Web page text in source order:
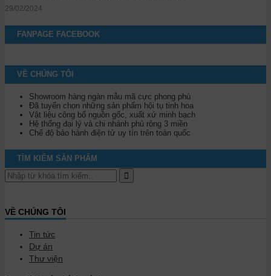
29/02/2024
FANPAGE FACEBOOK
VỀ CHÚNG TÔI
Showroom hàng ngàn mẫu mã cực phong phú
Đã tuyển chọn những sản phẩm hội tụ tinh hoa
Vật liệu công bố nguồn gốc, xuất xứ minh bạch
Hệ thống đại lý và chi nhánh phủ rộng 3 miền
Chế độ bảo hành điện tử uy tín trên toàn quốc
TÌM KIẾM SẢN PHẨM
VỀ CHÚNG TÔI
Tin tức
Dự án
Thư viện